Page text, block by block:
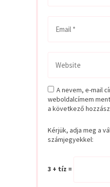
A nevem, e-mail
weboldalcímem
a következő
Kérjük, adja meg a
számjegyekkel:
3 + tíz =